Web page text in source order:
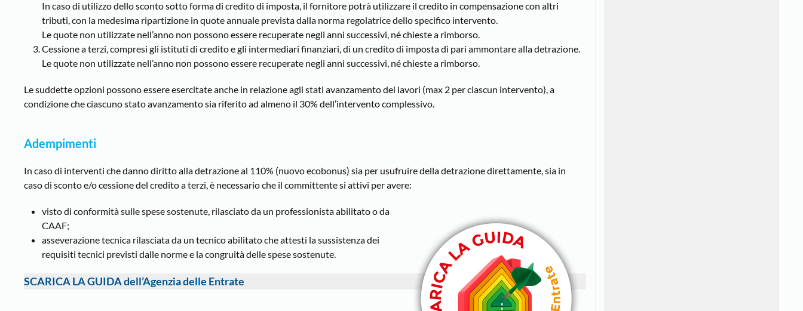
In caso di utilizzo dello sconto sotto forma di credito di imposta, il fornitore potrà utilizzare il credito in compensazione con altri
tributi, con la medesima ripartizione in quote annuale prevista dalla norma regolatrice dello specifico intervento.
Le quote non utilizzate nell’anno non possono essere recuperate negli anni successivi, né chieste a rimborso.
Cessione a terzi, compresi gli istituti di credito e gli intermediari finanziari, di un credito di imposta di pari ammontare alla detrazione.
Le quote non utilizzate nell’anno non possono essere recuperate negli anni successivi, né chieste a rimborso.
Le suddette opzioni possono essere esercitate anche in relazione agli stati avanzamento dei lavori (max 2 per ciascun intervento), a
condizione che ciascuno stato avanzamento sia riferito ad almeno il 30% dell’intervento complessivo.
Adempimenti
In caso di interventi che danno diritto alla detrazione al 110% (nuovo ecobonus) sia per usufruire della detrazione direttamente, sia in
caso di sconto e/o cessione del credito a terzi, è necessario che il committente si attivi per avere:
visto di conformità sulle spese sostenute, rilasciato da un professionista abilitato o da
CAAF;
asseverazione tecnica rilasciata da un tecnico abilitato che attesti la sussistenza dei
requisiti tecnici previsti dalle norme e la congruità delle spese sostenute.
SCARICA LA GUIDA dell’Agenzia delle Entrate